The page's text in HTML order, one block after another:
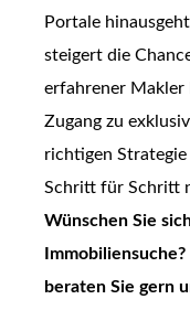
Portale
steigert die
erfahrener
Zugang zu
richtigen
Schritt für Schritt
Wünschen Sie
beraten Sie gern